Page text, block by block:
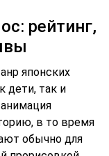
рейтинг,
японских
дети, так и
в то время
обычно для